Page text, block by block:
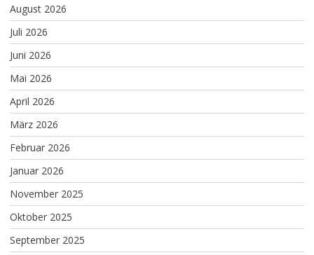
August 2026
Juli 2026
Juni 2026
Mai 2026
April 2026
März 2026
Februar 2026
Januar 2026
November 2025
Oktober 2025
September 2025